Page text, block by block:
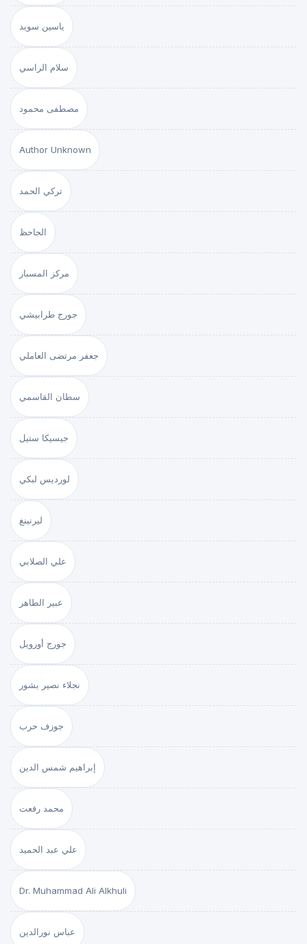
ياسين سويد
سلام الراسي
مصطفى محمود
Author Unknown
تركي الحمد
الجاحظ
مركز المسبار
جورج طرابيشي
جعفر مرتضى العاملي
سطان القاسمي
جيسيكا ستيل
لورديس لبكي
ليرنينغ
علي الصلابي
عبير الطاهر
جورج أورويل
نجلاء نصير بشور
جوزف حرب
إبراهيم شمس الدين
محمد رفعت
علي عبد الحميد
Dr. Muhammad Ali Alkhuli
عباس نورالدين